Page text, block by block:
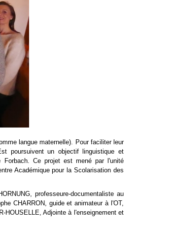
langue maternelle). Pour faciliter leur
poursuivent un objectif linguistique et
Ce projet est mené par l'unité
Académique pour la Scolarisation des
professeure-documentaliste au
CHARRON, guide et animateur à l'OT,
HOUSELLE, Adjointe à l'enseignement et